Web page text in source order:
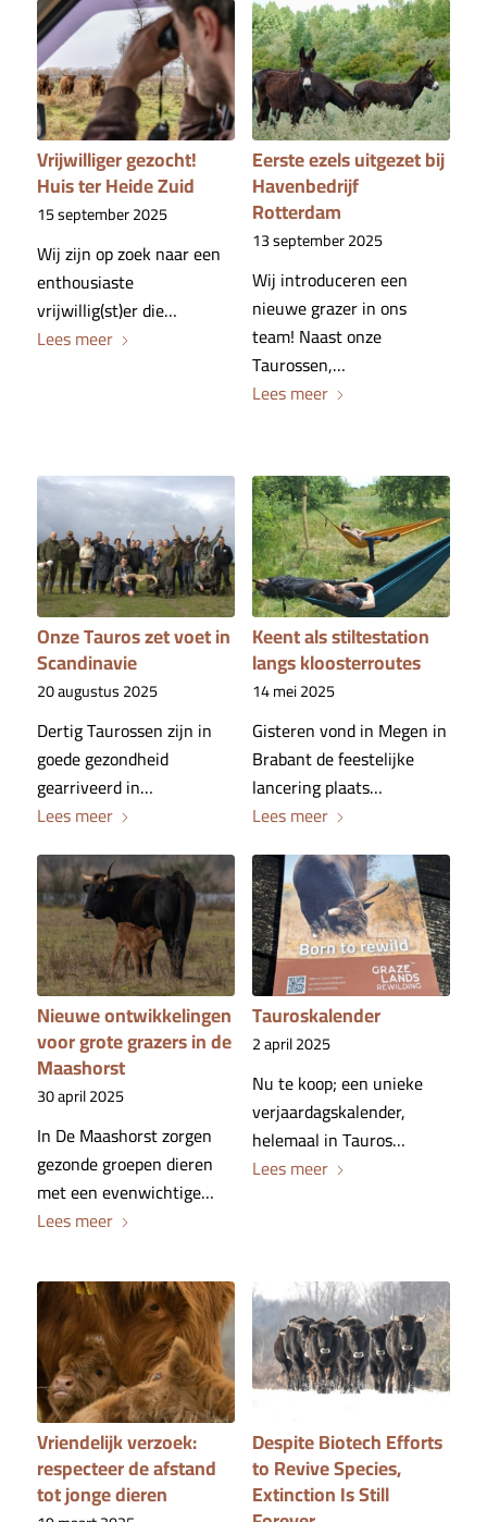
Vrijwilliger gezocht!
Huis ter Heide Zuid
15 september 2025
Wij zijn op zoek naar een
enthousiaste
vrijwillig(st)er die…
Lees meer
Eerste ezels uitgezet bij
Havenbedrijf
Rotterdam
13 september 2025
Wij introduceren een
nieuwe grazer in ons
team! Naast onze
Taurossen,…
Lees meer
Onze Tauros zet voet in
Scandinavie
20 augustus 2025
Dertig Taurossen zijn in
goede gezondheid
gearriveerd in…
Lees meer
Keent als stiltestation
langs kloosterroutes
14 mei 2025
Gisteren vond in Megen in
Brabant de feestelijke
lancering plaats…
Lees meer
Nieuwe ontwikkelingen
voor grote grazers in de
Maashorst
30 april 2025
In De Maashorst zorgen
gezonde groepen dieren
met een evenwichtige…
Lees meer
Tauroskalender
2 april 2025
Nu te koop; een unieke
verjaardagskalender,
helemaal in Tauros…
Lees meer
Vriendelijk verzoek:
respecteer de afstand
tot jonge dieren
Despite Biotech Efforts
to Revive Species,
Extinction Is Still